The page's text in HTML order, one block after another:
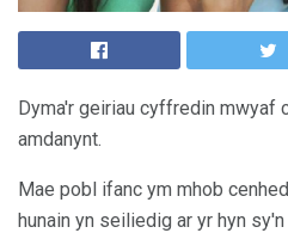
Dyma'r geiriau cyffredin mwyaf
amdanynt.
Mae pobl ifanc ym mhob
hunain yn seiliedig ar yr hyn